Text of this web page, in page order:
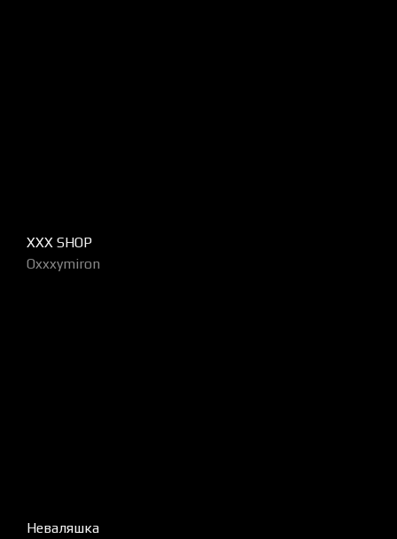
XXX SHOP
Oxxxymiron
Неваляшка